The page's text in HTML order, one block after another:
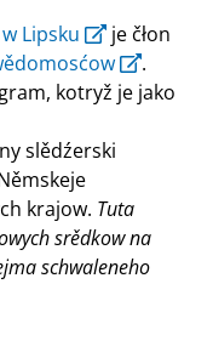
Lipsku
je čłon
.
kotryž je jako
slědźerski
krajow. Tuta
srědkow na
schwaleneho